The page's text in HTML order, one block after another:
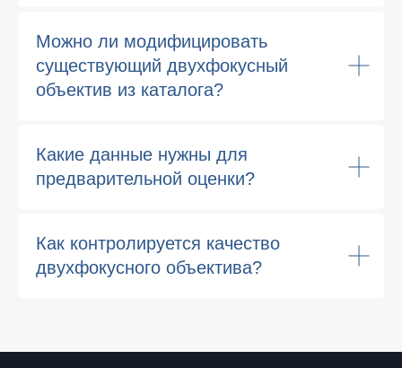
Можно ли модифицировать
существующий двухфокусный
объектив из каталога?
Какие данные нужны для
предварительной оценки?
Как контролируется качество
двухфокусного объектива?